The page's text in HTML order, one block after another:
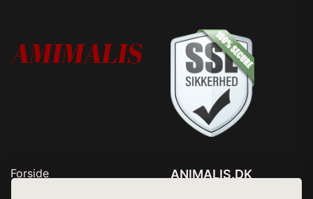
Forside
ANIMALIS.DK